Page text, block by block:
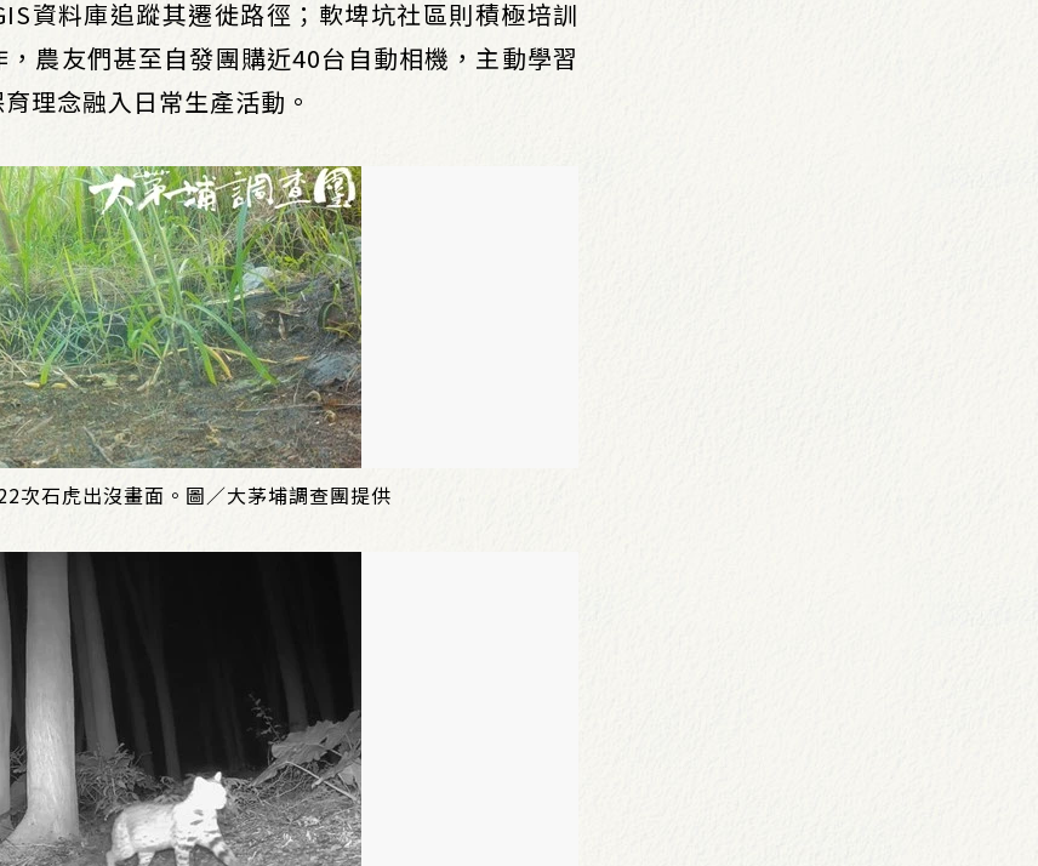
資料庫追蹤其遷徙路徑；軟埤坑社區則積極培訓
農友們甚至自發團購近40台自動相機，主動學習
理念融入日常生產活動。
次石虎出沒畫面。圖／大茅埔調查團提供